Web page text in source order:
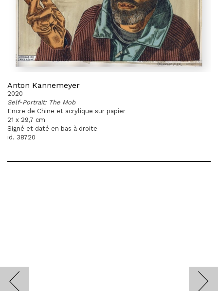
Anton Kannemeyer
2020
Self-Portrait: The Mob
Encre de Chine et acrylique sur papier
21 x 29,7 cm
Signé et daté en bas à droite
id. 38720